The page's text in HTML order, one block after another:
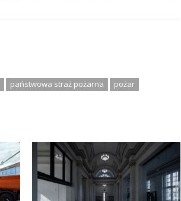
państwowa straż pożarna pożar